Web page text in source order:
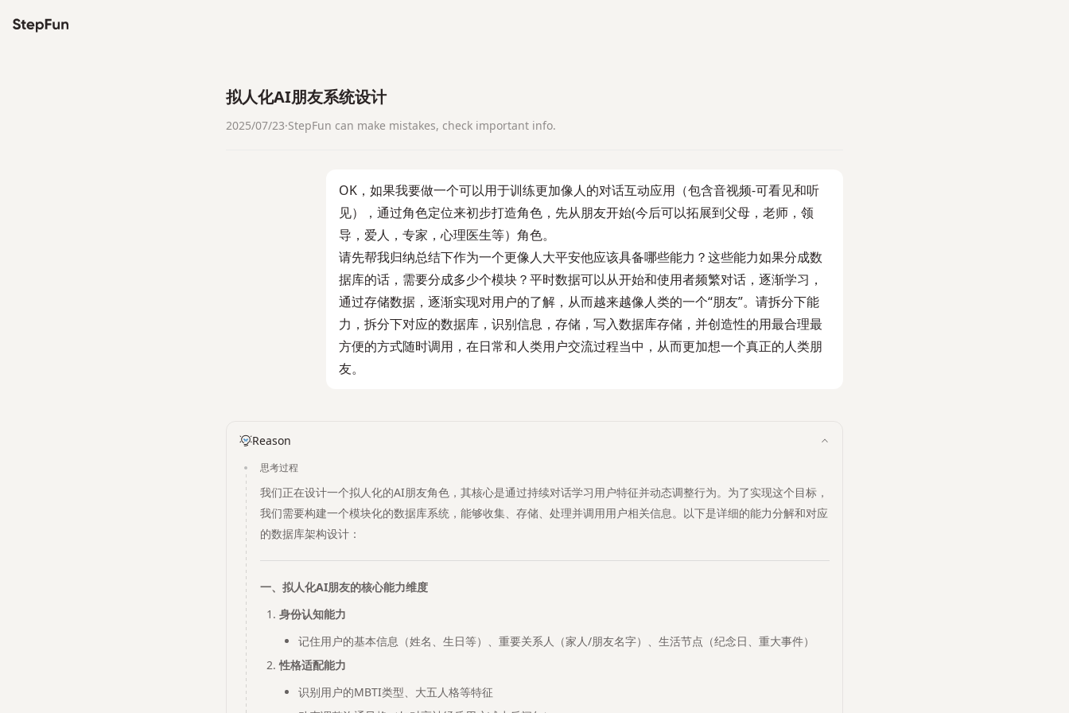
拟人化AI朋友系统设计
2025/07/23·StepFun can make mistakes, check important info.
OK，如果我要做一个可以用于训练更加像人的对话互动应用（包含音视频-可看见和听
见），通过角色定位来初步打造角色，先从朋友开始(今后可以拓展到父母，老师，领
导，爱人，专家，心理医生等）角色。
请先帮我归纳总结下作为一个更像人大平安他应该具备哪些能力？这些能力如果分成数
据库的话，需要分成多少个模块？平时数据可以从开始和使用者频繁对话，逐渐学习，
通过存储数据，逐渐实现对用户的了解，从而越来越像人类的一个“朋友”。请拆分下能
力，拆分下对应的数据库，识别信息，存储，写入数据库存储，并创造性的用最合理最
方便的方式随时调用，在日常和人类用户交流过程当中，从而更加想一个真正的人类朋
友。
Reason
思考过程
我们正在设计一个拟人化的AI朋友角色，其核心是通过持续对话学习用户特征并动态调整行为。为了实现这个目标，
我们需要构建一个模块化的数据库系统，能够收集、存储、处理并调用用户相关信息。以下是详细的能力分解和对应
的数据库架构设计：
一、拟人化AI朋友的核心能力维度
身份认知能力
记住用户的基本信息（姓名、生日等）、重要关系人（家人/朋友名字）、生活节点（纪念日、重大事件）
性格适配能力
识别用户的MBTI类型、大五人格等特征